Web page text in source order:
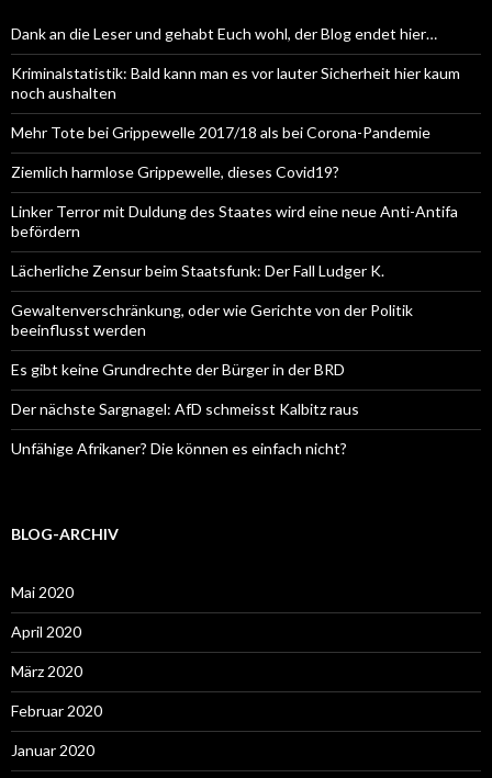
Dank an die Leser und gehabt Euch wohl, der Blog endet hier…
Kriminalstatistik: Bald kann man es vor lauter Sicherheit hier kaum
noch aushalten
Mehr Tote bei Grippewelle 2017/18 als bei Corona-Pandemie
Ziemlich harmlose Grippewelle, dieses Covid19?
Linker Terror mit Duldung des Staates wird eine neue Anti-Antifa
befördern
Lächerliche Zensur beim Staatsfunk: Der Fall Ludger K.
Gewaltenverschränkung, oder wie Gerichte von der Politik
beeinflusst werden
Es gibt keine Grundrechte der Bürger in der BRD
Der nächste Sargnagel: AfD schmeisst Kalbitz raus
Unfähige Afrikaner? Die können es einfach nicht?
BLOG-ARCHIV
Mai 2020
April 2020
März 2020
Februar 2020
Januar 2020